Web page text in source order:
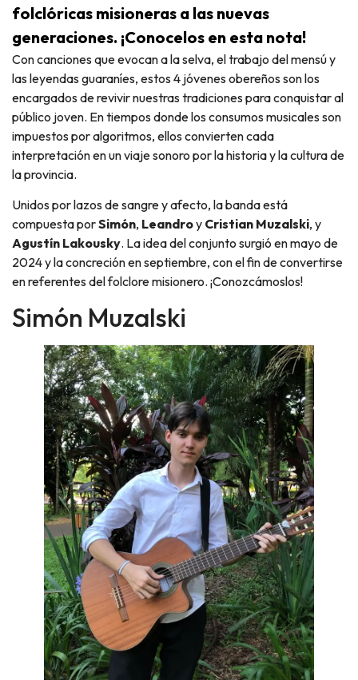
folclóricas misioneras a las nuevas
generaciones. ¡Conocelos en esta nota!
Con canciones que evocan a la selva, el trabajo del mensú y
las leyendas guaraníes, estos 4 jóvenes obereños son los
encargados de revivir nuestras tradiciones para conquistar al
público joven. En tiempos donde los consumos musicales son
impuestos por algoritmos, ellos convierten cada
interpretación en un viaje sonoro por la historia y la cultura de
la provincia.
Unidos por lazos de sangre y afecto, la banda está
compuesta porSimón, Leandroy Cristian Muzalski, y
Agustín Lakousky. La idea del conjunto surgió en mayo de
2024 y la concreción en septiembre, con el fin de convertirse
en referentes del folclore misionero. ¡Conozcámoslos!
Simón Muzalski